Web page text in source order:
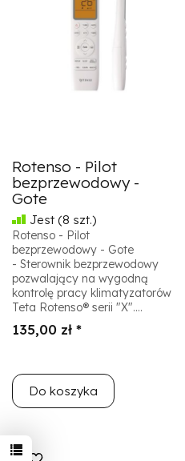
Rotenso - Pilot
bezprzewodowy -
Gote
Jest (8 szt.)
Rotenso - Pilot
bezprzewodowy - Gote
- Sterownik bezprzewodowy
pozwalający na wygodną
kontrolę pracy klimatyzatorów
Teta Rotenso® serii "X"....
135,00 zł *
Do koszyka